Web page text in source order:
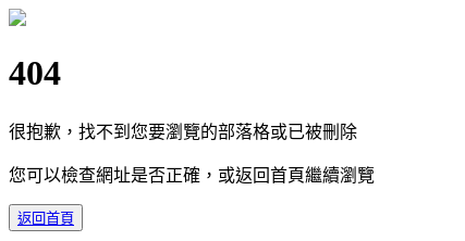
404
很抱歉，找不到您要瀏覽的部落格或已被刪除
您可以檢查網址是否正確，或返回首頁繼續瀏覽
返回首頁